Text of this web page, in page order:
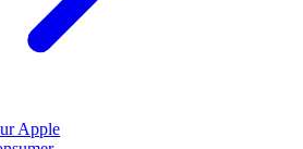
Apple